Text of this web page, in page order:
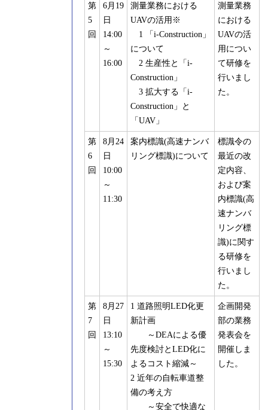
第
5
回
6月19
日
14:00
～
16:00
測量業務における
UAVの活用※
1 「i-Construction」
について
2 生産性と「i-
Construction」
3 拡大する「i-
Construction」と
「UAV」
測量業務
における
UAVの活
用につい
て研修を
行いまし
た。
第
6
回
8月24
日
10:00
～
11:30
案内標識(高速ナンバ
リング標識)について
標識令の
最近の改
定内容、
および案
内標識(高
速ナンバ
リング標
識)に関す
る研修を
行いまし
た。
第
7
回
8月27
日
13:10
～
15:30
1 道路照明LED化更
新計画
～DEAによる優
先度検討とLED化に
よるコスト縮減～
2 近年の自転車道整
備の考え方
～安全で快適な
企画開発
部の業務
発表会を
開催しま
した。